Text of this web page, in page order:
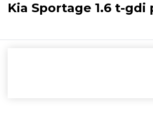
Kia Sportage 1.6 t-